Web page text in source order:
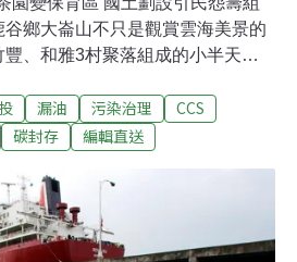
鄉大崙山不只是觀賞雲海美景的
、和雅3村聚落組成的小半天休
在中央國土政策計畫下，全被劃設
民眾惶恐、驚慌又憤怒，目前已
導）台南安平再生水廠啟用 4月
情吃緊，台南市安平再生水廠20
南科1萬公噸，4月底再增至2萬公
漏油 污染治理
CCS
碳封存 編輯直送